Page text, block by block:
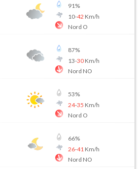
91%
10-42 Km/h
Nord O
87%
13-30Km/h
Nord NO
53%
24-35 Km/h
Nord O
66%
26-41 Km/h
Nord NO